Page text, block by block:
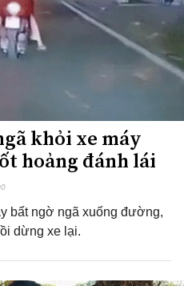
khỏi xe máy
hoảng đánh lái
bất ngờ ngã xuống đường,
dừng xe lại.